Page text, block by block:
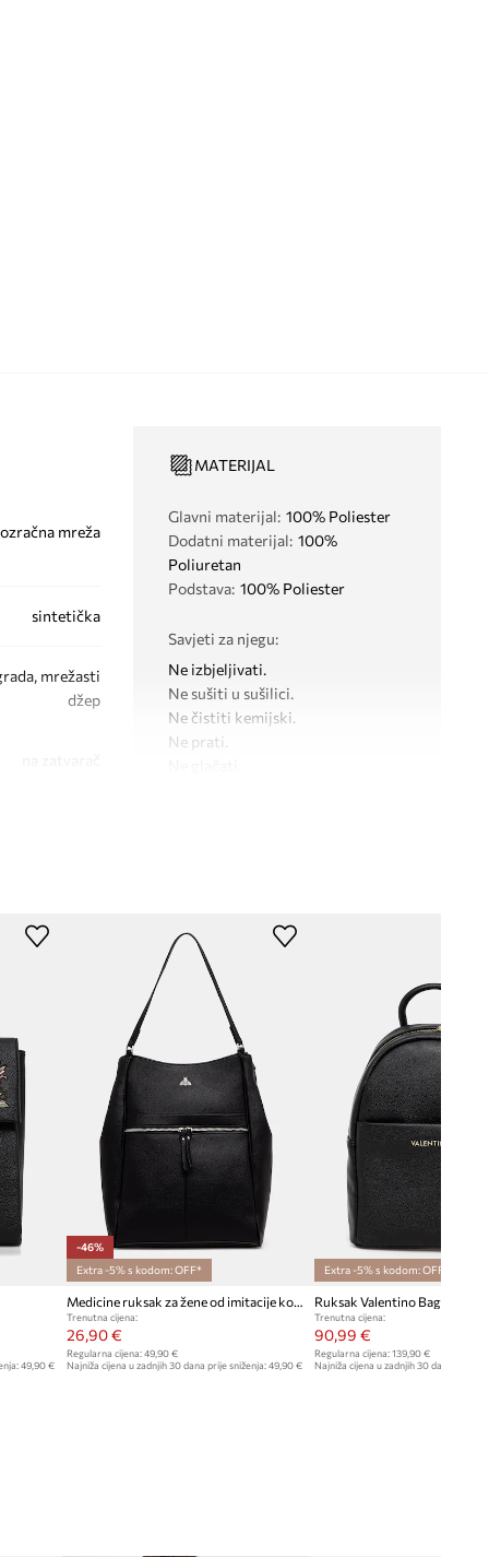
mreža
sintetička
mrežasti
džep
MATERIJAL
Glavni materijal: 100% Poliester
Dodatni materijal: 100%
Poliuretan
Podstava: 100% Poliester
Savjeti za njegu:
Ne izbjeljivati.
Ne sušiti u sušilici.
Ne čistiti kemijski.
Ne prati.
Visina
TEHNIČKI PODACI
Broj unutarnjih džepova s
patentnim zatvaračem
Broj unutarnjih džepova
2
49,90 €
-46%
Extra -5% s kodom: OFF*
Medicine ruksak za žene od imitacije kože
Trenutna cijena:
26,90 €
Regularna cijena:49,90 €
Najniža cijena u zadnjih 30 dana prije sniženja:49,90 €
Extra -5% s kodom: OFF*
Ruksak Valentino Bags
Trenutna cijena:
90,99 €
Regularna cijena: 139,90 €
Najniža cijena u zadnjih 30 dana prije